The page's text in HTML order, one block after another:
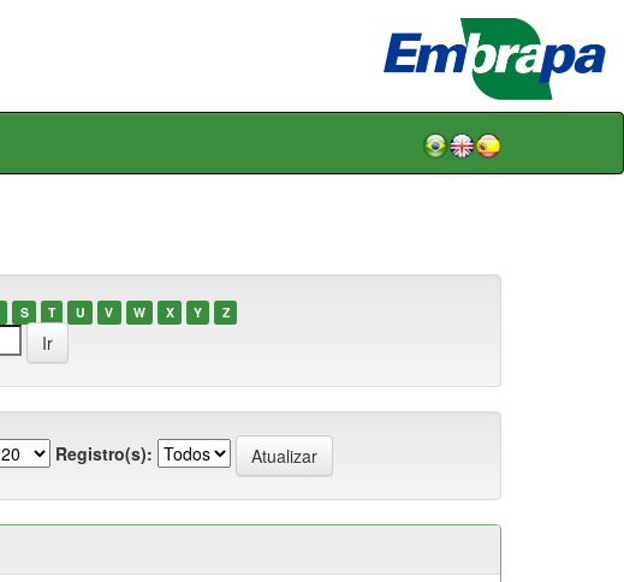
S T U V W X Y Z
Registro(s):